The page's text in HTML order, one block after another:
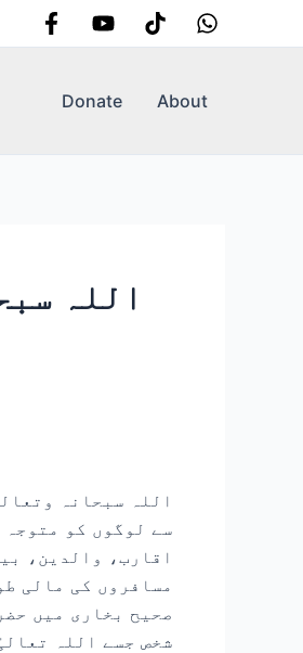
Donate About
اللہ
اللہ سبحانہ
سے لوگوں کو
اقارب، والدین،
مسافروں کی مالی
صحیح بخاری میں
شخص جسے اللہ